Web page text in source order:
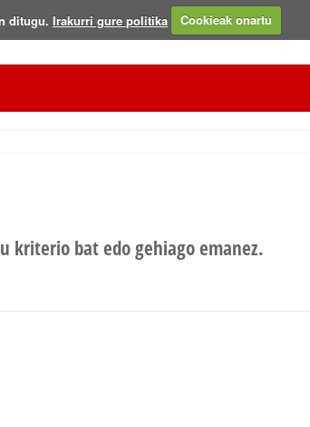
ditugu.Irakurri gure politika Cookieak onartu
kriterio bat edo gehiago emanez.